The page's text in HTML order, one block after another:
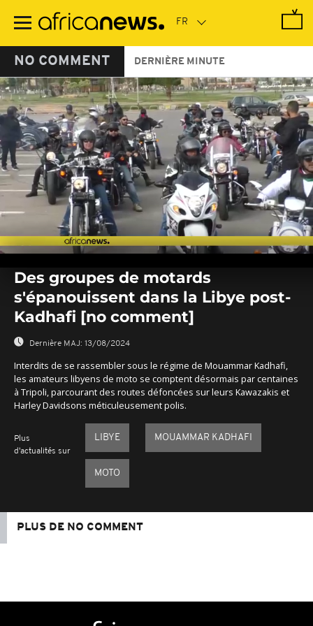
contenu
NO COMMENT DERNIÈRE MINUTE
seconds
seconds
Des groupes de motards
s'épanouissent dans la Libye post-
Kadhafi [no comment]
Dernière MAJ: 13/08/2024
Interdits de se rassembler sous le régime de Mouammar Kadhafi,
les amateurs libyens de moto se comptent désormais par centaines
à Tripoli, parcourant des routes défoncées sur leurs Kawazakis et
Harley Davidsons méticuleusement polis.
Plus
d'actualités sur
LIBYE MOUAMMAR KADHAFI
MOTO
PLUS DE NO COMMENT